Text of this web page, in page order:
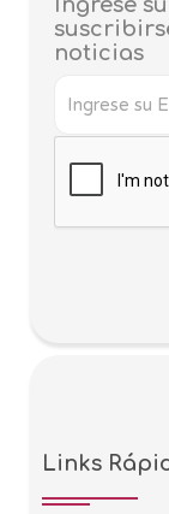
Ingrese
noticias
Links